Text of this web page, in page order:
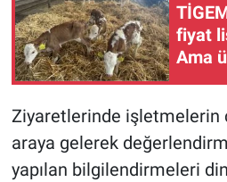
fiyat
Ama
Ziyaretlerinde işletmelerin
araya gelerek
yapılan bilgilendirmeleri